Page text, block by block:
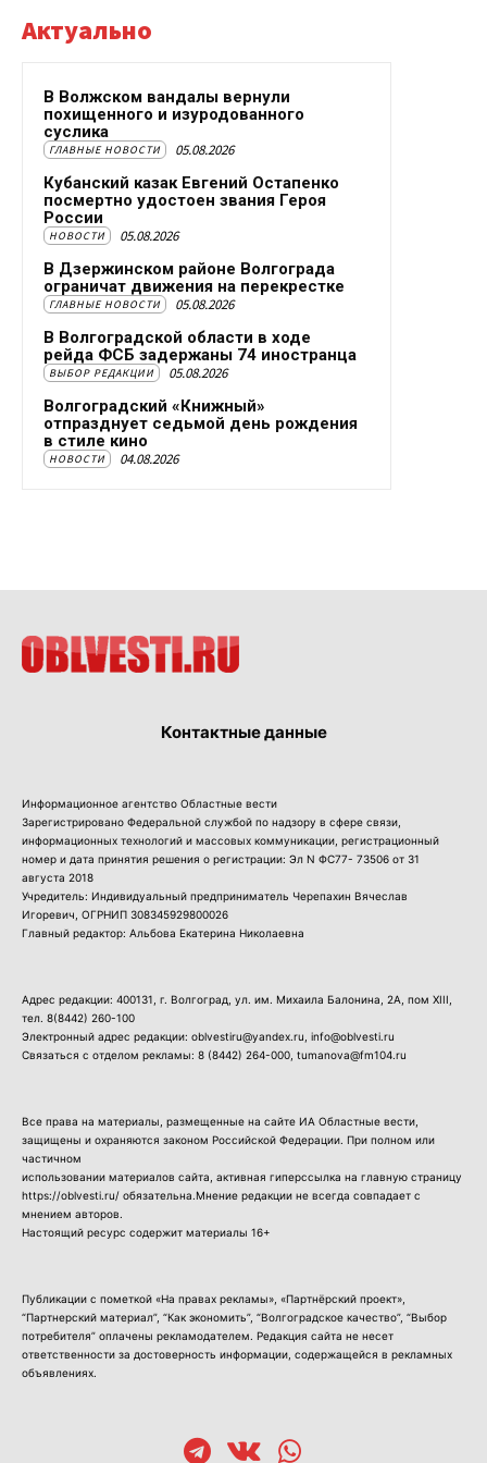
Актуально
В Волжском вандалы вернули
похищенного и изуродованного
суслика
ГЛАВНЫЕ НОВОСТИ 05.08.2026
Кубанский казак Евгений Остапенко
посмертно удостоен звания Героя
России
НОВОСТИ 05.08.2026
В Дзержинском районе Волгограда
ограничат движения на перекрестке
ГЛАВНЫЕ НОВОСТИ 05.08.2026
В Волгоградской области в ходе
рейда ФСБ задержаны 74 иностранца
ВЫБОР РЕДАКЦИИ 05.08.2026
Волгоградский «Книжный»
отпразднует седьмой день рождения
в стиле кино
НОВОСТИ 04.08.2026
Контактные данные
Информационное агентство Областные вести
Зарегистрировано Федеральной службой по надзору в сфере связи,
информационных технологий и массовых коммуникации, регистрационный
номер и дата принятия решения о регистрации: Эл N ФС77- 73506 от 31
августа 2018
Учредитель: Индивидуальный предприниматель Черепахин Вячеслав
Игоревич, ОГРНИП 308345929800026
Главный редактор: Альбова Екатерина Николаевна
Адрес редакции: 400131, г. Волгоград, ул. им. Михаила Балонина, 2А, пом XIII,
тел. 8(8442) 260-100
Электронный адрес редакции: oblvestiru@yandex.ru, info@oblvesti.ru
Связаться с отделом рекламы: 8 (8442) 264-000 , tumanova@fm104.ru
Все права на материалы, размещенные на сайте ИА Областные вести,
защищены и охраняются законом Российской Федерации. При полном или
частичном
использовании материалов сайта, активная гиперссылка на главную страницу
https://oblvesti.ru/ обязательна.Мнение редакции не всегда совпадает с
мнением авторов.
Настоящий ресурс содержит материалы 16+
Публикации с пометкой «На правах рекламы», «Партнёрский проект»,
“Партнерский материал”, “Как экономить”, “Волгоградское качество”, “Выбор
потребителя” оплачены рекламодателем. Редакция сайта не несет
ответственности за достоверность информации, содержащейся в рекламных
объявлениях.